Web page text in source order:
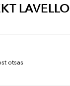
LAVELLO
otsas